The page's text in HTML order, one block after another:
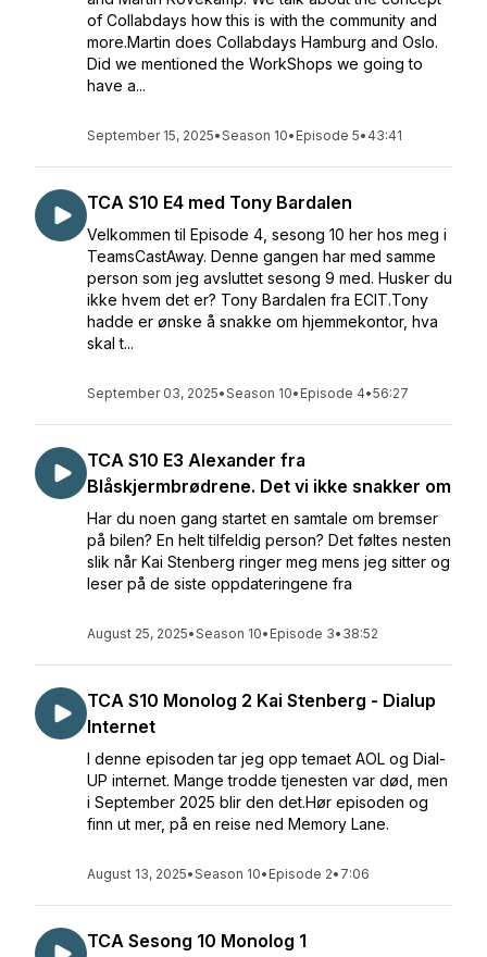
of Collabdays how this is with the community and
more.Martin does Collabdays Hamburg and Oslo.
Did we mentioned the WorkShops we going to
have a...
September 15, 2025•Season 10• Episode 5• 43:41
TCA S10 E4 med Tony Bardalen
Velkommen til Episode 4, sesong 10 her hos meg i
TeamsCastAway. Denne gangen har med samme
person som jeg avsluttet sesong 9 med. Husker du
ikke hvem det er? Tony Bardalen fra ECIT.Tony
hadde er ønske å snakke om hjemmekontor, hva
skal t...
September 03, 2025•Season 10• Episode 4•56:27
TCA S10 E3 Alexander fra
Blåskjermbrødrene. Det vi ikke snakker om
Har du noen gang startet en samtale om bremser
på bilen? En helt tilfeldig person? Det føltes nesten
slik når Kai Stenberg ringer meg mens jeg sitter og
leser på de siste oppdateringene fra
August 25, 2025•Season 10• Episode 3• 38:52
TCA S10 Monolog 2 Kai Stenberg - Dialup
Internet
I denne episoden tar jeg opp temaet AOL og Dial-
UP internet. Mange trodde tjenesten var død, men
i September 2025 blir den det.Hør episoden og
finn ut mer, på en reise ned Memory Lane.
August 13, 2025•Season 10• Episode 2• 7:06
TCA Sesong 10 Monolog 1